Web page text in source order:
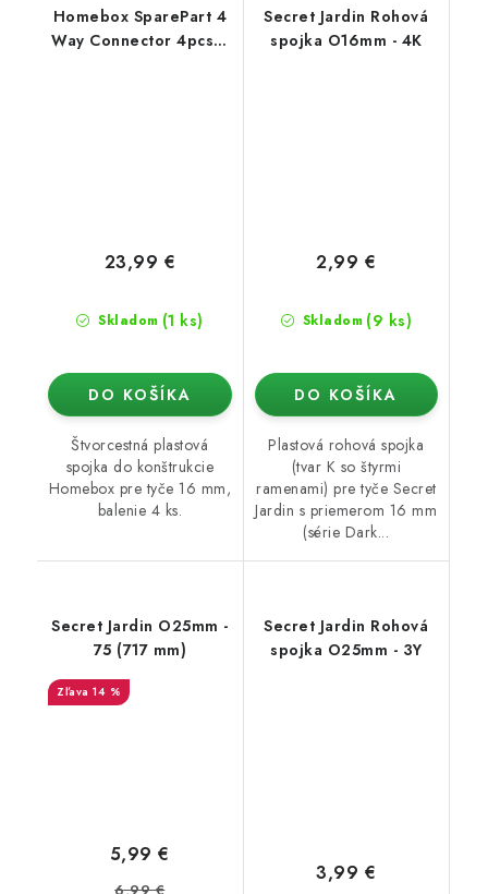
Homebox SparePart 4
Way Connector 4pcs /
Skladom (1 ks)
23,99 €
DO KOŠÍKA
Štvorcestná plastová
spojka do konštrukcie
Homebox pre tyče 16 mm,
balenie 4 ks.
Secret Jardin Rohová
spojka O16mm - 4K
Skladom (9 ks)
2,99 €
DO KOŠÍKA
Plastová rohová spojka
(tvar K so štyrmi
ramenami) pre tyče Secret
Jardin s priemerom 16 mm
(série Dark...
Secret Jardin O25mm -
75 (717 mm)
14 %
5,99 €
Secret Jardin Rohová
spojka O25mm - 3Y
3,99 €